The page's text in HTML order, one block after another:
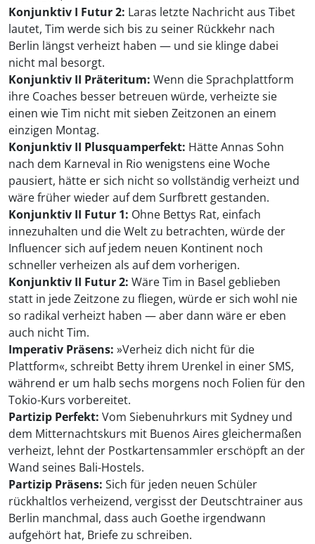
Konjunktiv I Futur 2: Laras letzte Nachricht aus Tibet
lautet, Tim werde sich bis zu seiner Rückkehr nach
Berlin längst verheizt haben — und sie klinge dabei
nicht mal besorgt.
Konjunktiv II Präteritum: Wenn die Sprachplattform
ihre Coaches besser betreuen würde, verheizte sie
einen wie Tim nicht mit sieben Zeitzonen an einem
einzigen Montag.
Konjunktiv II Plusquamperfekt: Hätte Annas Sohn
nach dem Karneval in Rio wenigstens eine Woche
pausiert, hätte er sich nicht so vollständig verheizt und
wäre früher wieder auf dem Surfbrett gestanden.
Konjunktiv II Futur 1: Ohne Bettys Rat, einfach
innezuhalten und die Welt zu betrachten, würde der
Influencer sich auf jedem neuen Kontinent noch
schneller verheizen als auf dem vorherigen.
Konjunktiv II Futur 2: Wäre Tim in Basel geblieben
statt in jede Zeitzone zu fliegen, würde er sich wohl nie
so radikal verheizt haben — aber dann wäre er eben
auch nicht Tim.
Imperativ Präsens: »Verheiz dich nicht für die
Plattform«, schreibt Betty ihrem Urenkel in einer SMS,
während er um halb sechs morgens noch Folien für den
Tokio-Kurs vorbereitet.
Partizip Perfekt: Vom Siebenuhrkurs mit Sydney und
dem Mitternachtskurs mit Buenos Aires gleichermaßen
verheizt, lehnt der Postkartensammler erschöpft an der
Wand seines Bali-Hostels.
Partizip Präsens: Sich für jeden neuen Schüler
rückhaltlos verheizend, vergisst der Deutschtrainer aus
Berlin manchmal, dass auch Goethe irgendwann
aufgehört hat, Briefe zu schreiben.